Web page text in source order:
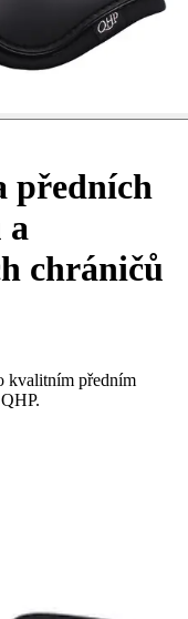
předních
a
chráničů
kvalitním předním